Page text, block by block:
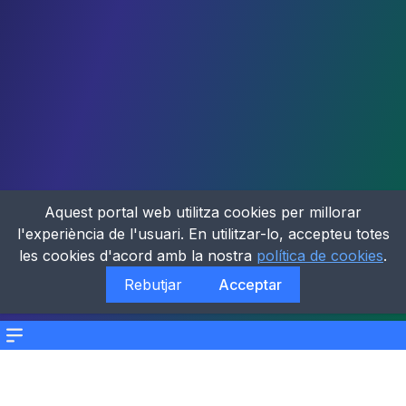
Menu
Aquest portal web utilitza cookies per millorar
l'experiència de l'usuari. En utilitzar-lo, accepteu totes
les cookies d'acord amb la nostra política de cookies.
Rebutjar
Acceptar